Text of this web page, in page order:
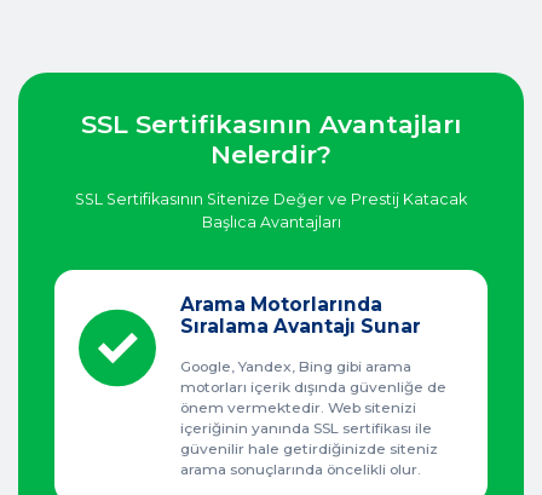
SSL Sertifikasının Avantajları
Nelerdir?
SSL Sertifikasının Sitenize Değer ve Prestij Katacak
Başlıca Avantajları
Arama Motorlarında
Sıralama Avantajı Sunar
Google, Yandex, Bing gibi arama
motorları içerik dışında güvenliğe de
önem vermektedir. Web sitenizi
içeriğinin yanında SSL sertifikası ile
güvenilir hale getirdiğinizde siteniz
arama sonuçlarında öncelikli olur.